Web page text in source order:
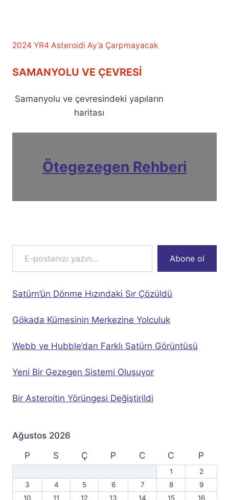
2024 YR4 Asteroidi Ay’a Çarpmayacak
SAMANYOLU VE ÇEVRESI
Samanyolu ve çevresindeki yapıların
haritası
Ötegezegen Rehberi
E-postanızı yazın…
Abone ol
Satürn’ün Dönme Hızındaki Sır Çözüldü
Gökada Kümesinin Merkezine Yolculuk
Webb ve Hubble’dan Farklı Satürn Görüntüsü
Yeni Bir Gezegen Sistemi Oluşuyor
Bir Asteroitin Yörüngesi Değiştirildi
Ağustos 2026
P
S Ç P C C P
1
2
3
4 5 6 7 8
9
10
11 12 13 14 15 16